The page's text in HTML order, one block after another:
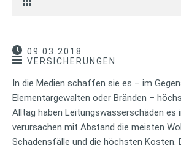
09.03.2018
VERSICHERUNGEN
In die Medien schaffen sie es – im
Elementargewalten oder Bränden –
Alltag haben Leitungswasserschäden es
verursachen mit Abstand die meisten
Schadensfälle und die höchsten Kosten.